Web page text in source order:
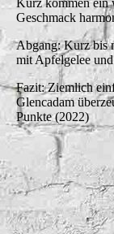
Geschmack
Abgang: Kurz bis
mit Apfelgelee
Fazit: Ziemlich
Glencadam
Punkte (2022)